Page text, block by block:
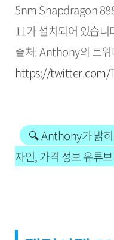
5nm Snapdragon
11가 설치되어 있습니
출처: Anthony의 트위
https://twitter.com/
🔍 Anthony가 밝
자인, 가격 정보 유튜